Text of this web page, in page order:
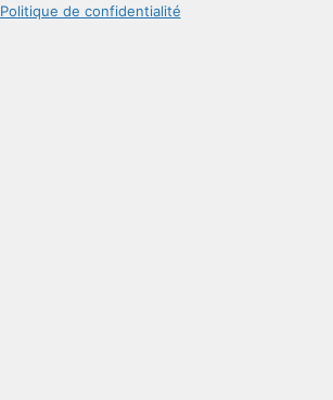
Politique de confidentialité